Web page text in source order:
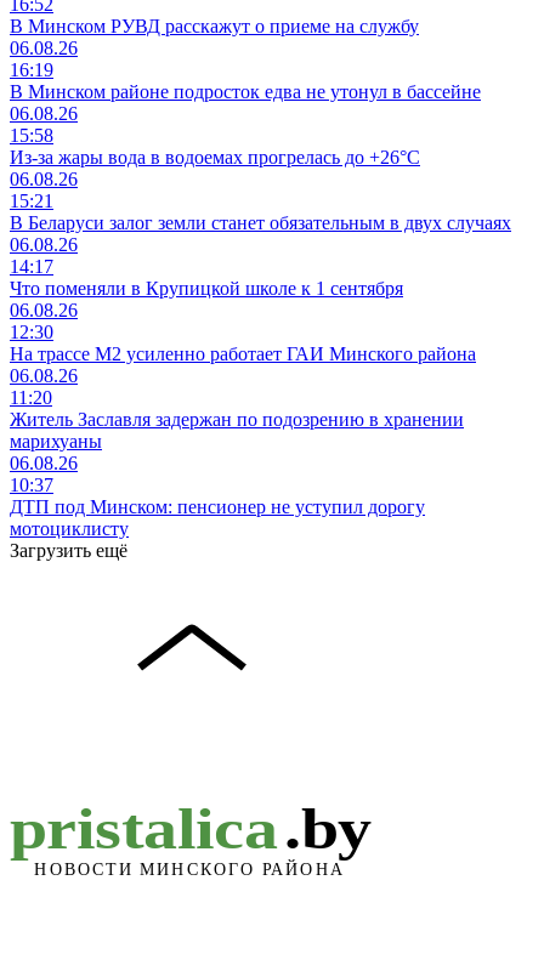
16:52
В Минском РУВД расскажут о приеме на службу
06.08.26
16:19
В Минском районе подросток едва не утонул в бассейне
06.08.26
15:58
Из-за жары вода в водоемах прогрелась до +26°C
06.08.26
15:21
В Беларуси залог земли станет обязательным в двух случаях
06.08.26
14:17
Что поменяли в Крупицкой школе к 1 сентября
06.08.26
12:30
На трассе М2 усиленно работает ГАИ Минского района
06.08.26
11:20
Житель Заславля задержан по подозрению в хранении
марихуаны
06.08.26
10:37
ДТП под Минском: пенсионер не уступил дорогу
мотоциклисту
Загрузить ещё